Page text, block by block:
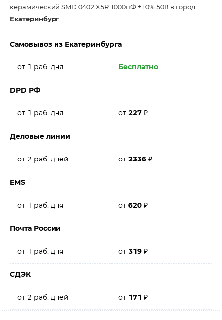
керамический SMD 0402 X5R 1000пФ ±10% 50В в город
Екатеринбург
Самовывоз из Екатеринбурга
от 1 раб. дня Бесплатно
DPD РФ
от 1 раб. дня от 227 ₽
Деловые линии
от 2 раб. дней от 2336 ₽
EMS
от 1 раб. дня от 620 ₽
Почта России
от 1 раб. дня от 319 ₽
СДЭК
от 2 раб. дней от 171 ₽